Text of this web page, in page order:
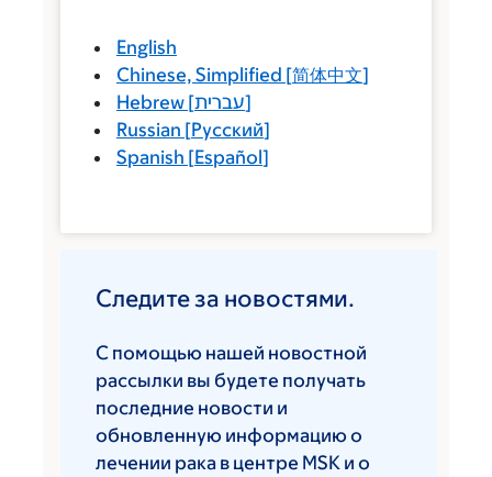
English
Chinese, Simplified [简体中文]
Hebrew [עברית]
Russian [Русский]
Spanish [Español]
Следите за новостями.
С помощью нашей новостной
рассылки вы будете получать
последние новости и
обновленную информацию о
лечении рака в центре MSK и о